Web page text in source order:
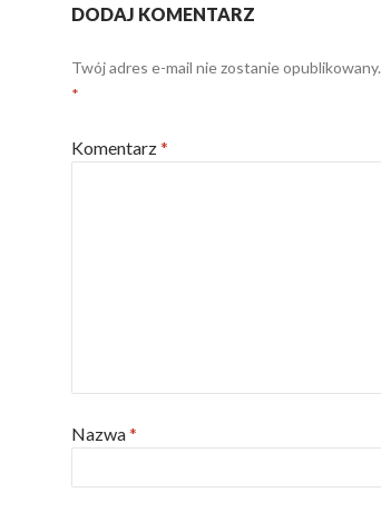
DODAJ KOMENTARZ
Twój adres e-mail nie zostanie opublikowany.
*
Komentarz*
Nazwa*